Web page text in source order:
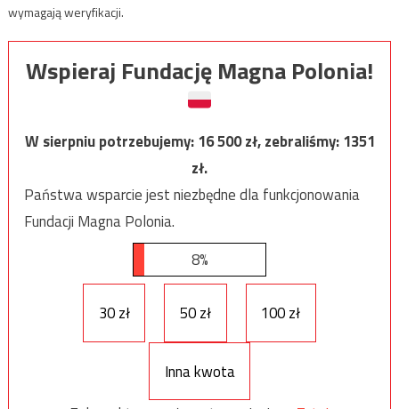
wymagają weryfikacji.
Wspieraj Fundację Magna Polonia!
W sierpniu potrzebujemy:16 500zł, zebraliśmy:1351
zł.
Państwa wsparcie jest niezbędne dla funkcjonowania
Fundacji Magna Polonia.
8%
30 zł 50 zł 100 zł
Inna kwota